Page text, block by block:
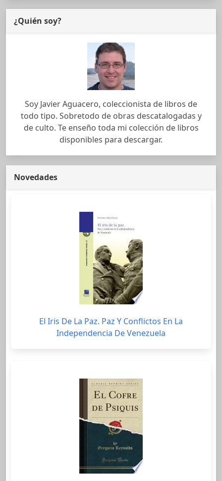
¿Quién soy?
Soy Javier Aguacero, coleccionista de libros de
todo tipo. Sobretodo de obras descatalogadas y
de culto. Te enseño toda mi colección de libros
disponibles para descargar.
Novedades
El Iris De La Paz. Paz Y Conflictos En La
Independencia De Venezuela